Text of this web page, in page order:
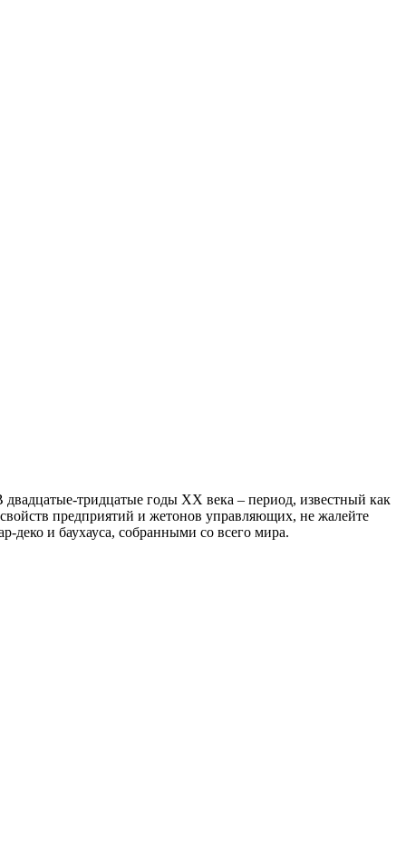
тридцатые годы XX века – период, известный как
предприятий и жетонов управляющих, не жалейте
деко и баухауса, собранными со всего мира.